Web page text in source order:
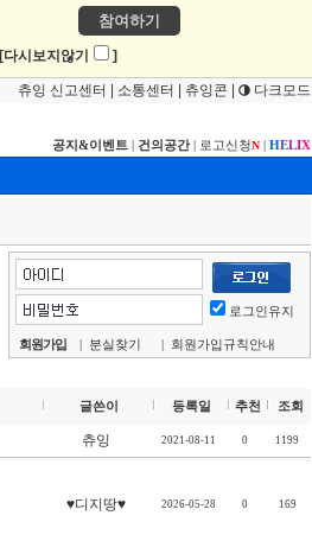
참여하기
[다시보지않기 ]
츄잉 신고센터 소통센터 츄잉콘 다크모드
공지&이벤트 | 건의공간| 로고신청N | HELIX
로그인유지
회원가입 | 분실찾기 | 회원가입규칙안내
글쓴이 등록일 추천 조회
츄잉 2021-08-11 0 1199
♥디지땅♥ 2026-05-28 0 169